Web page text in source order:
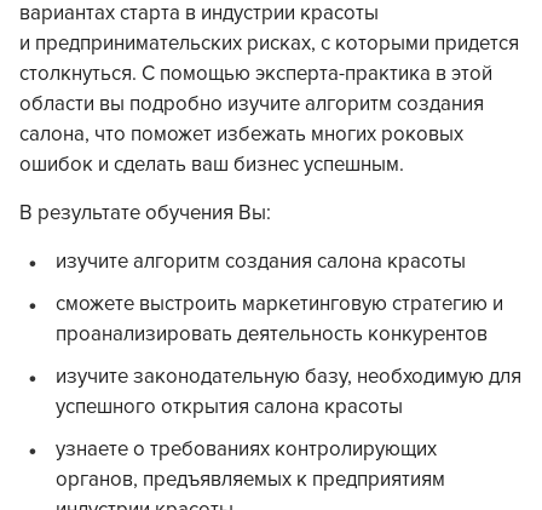
вариантах старта в индустрии красоты
и предпринимательских рисках, с которыми придется
столкнуться. С помощью эксперта-практика в этой
области вы подробно изучите алгоритм создания
салона, что поможет избежать многих роковых
ошибок и сделать ваш бизнес успешным.
В результате обучения Вы:
изучите алгоритм создания салона красоты
сможете выстроить маркетинговую стратегию и
проанализировать деятельность конкурентов
изучите законодательную базу, необходимую для
успешного открытия салона красоты
узнаете о требованиях контролирующих
органов, предъявляемых к предприятиям